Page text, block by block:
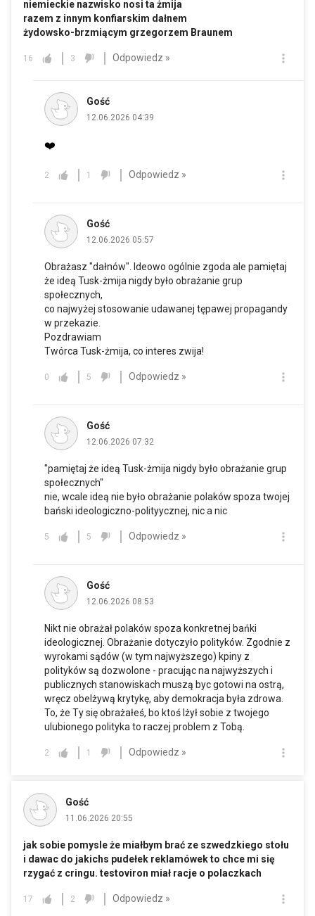
niemieckie nazwisko nosi ta żmija
razem z innym konfiarskim dałnem
żydowsko-brzmiącym grzegorzem Braunem
16 3 Odpowiedz »
Gość
12.06.2026 04:39
❤️
2 1 Odpowiedz »
Gość
12.06.2026 05:57
Obrażasz "dałnów". Ideowo ogólnie zgoda ale pamiętaj
że ideą Tusk-żmija nigdy było obrażanie grup
społecznych,
co najwyżej stosowanie udawanej tępawej propagandy
w przekazie.
Pozdrawiam
Twórca Tusk-żmija, co interes zwija!
0 5 Odpowiedz »
Gość
12.06.2026 07:32
"pamiętaj że ideą Tusk-żmija nigdy było obrażanie grup
społecznych"
nie, wcale ideą nie było obrażanie polaków spoza twojej
bański ideologiczno-polityycznej, nic a nic
5 5 Odpowiedz »
Gość
12.06.2026 08:53
Nikt nie obrażał polaków spoza konkretnej bańki
ideologicznej. Obrażanie dotyczyło polityków. Zgodnie z
wyrokami sądów (w tym najwyższego) kpiny z
polityków są dozwolone - pracując na najwyższych i
publicznych stanowiskach muszą byc gotowi na ostrą,
wręcz obelżywą krytykę, aby demokracja była zdrowa.
To, że Ty się obrażałeś, bo ktoś lżył sobie z twojego
ulubionego polityka to raczej problem z Tobą.
2 1 Odpowiedz »
Gość
11.06.2026 20:55
jak sobie pomysle że miałbym brać ze szwedzkiego stołu
i dawac do jakichs pudełek reklamówek to chce mi się
rzygać z cringu. testoviron miał racje o polaczkach
17 2 Odpowiedz »